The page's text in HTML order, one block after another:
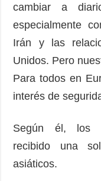
cambiar a
especialmente
Irán y las
Unidos. Pero
Para todos en
interés de
Según él, los
recibido una
asiáticos.